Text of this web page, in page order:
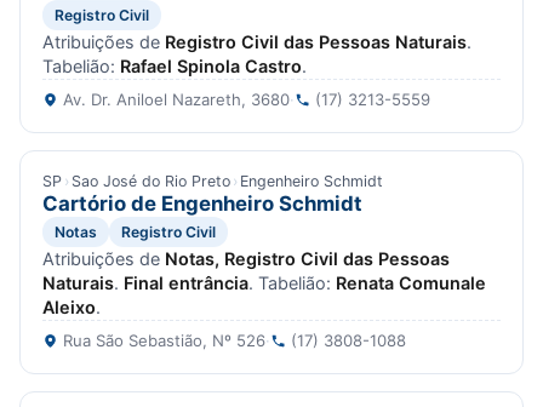
Registro Civil
Atribuições de Registro Civil das Pessoas Naturais.
Tabelião: Rafael Spinola Castro.
Av. Dr. Aniloel Nazareth, 3680· (17) 3213-5559
SP › Sao José do Rio Preto › Engenheiro Schmidt
Cartório de Engenheiro Schmidt
Notas Registro Civil
Atribuições de Notas, Registro Civil das Pessoas
Naturais. Final entrância. Tabelião: Renata Comunale
Aleixo.
Rua São Sebastião, Nº 526· (17) 3808-1088